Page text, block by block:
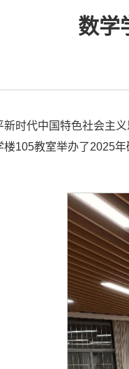
数学
新时代中国特色社会主
楼105教室举办了2025